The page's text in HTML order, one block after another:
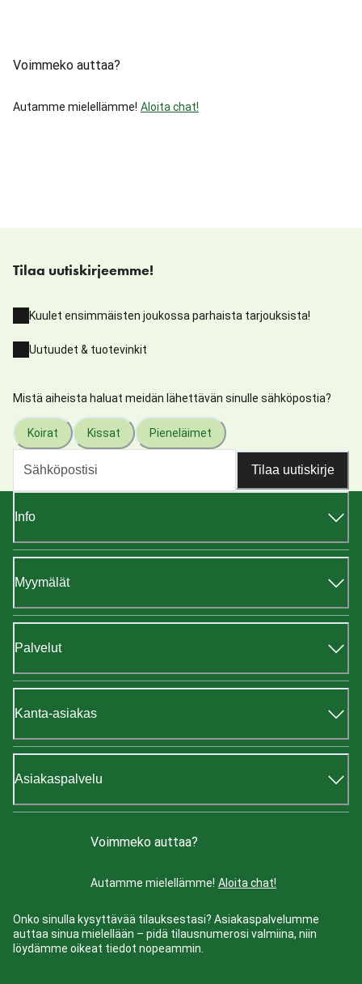
Voimmeko auttaa?
Autamme mielellämme! Aloita chat!
Tilaa uutiskirjeemme!
Kuulet ensimmäisten joukossa parhaista tarjouksista!
Uutuudet & tuotevinkit
Mistä aiheista haluat meidän lähettävän sinulle sähköpostia?
Koirat Kissat Pieneläimet
Tilaa uutiskirje
Info
Myymälät
Palvelut
Kanta-asiakas
Asiakaspalvelu
Voimmeko auttaa?
Autamme mielellämme! Aloita chat!
Onko sinulla kysyttävää tilauksestasi? Asiakaspalvelumme
auttaa sinua mielellään – pidä tilausnumerosi valmiina, niin
löydämme oikeat tiedot nopeammin.